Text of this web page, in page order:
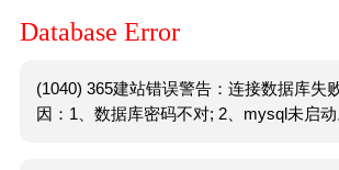
Database Error
(1040) 365建站错误警告：连接数据库失
因：1、数据库密码不对; 2、mysql未启动